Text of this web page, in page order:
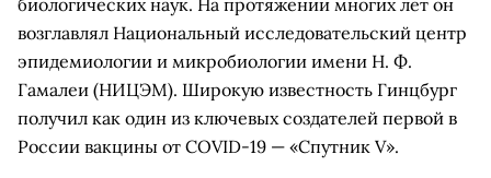
биологических наук. На протяжении многих лет он
возглавлял Национальный исследовательский центр
эпидемиологии и микробиологии имени Н. Ф.
Гамалеи (НИЦЭМ). Широкую известность Гинцбург
получил как один из ключевых создателей первой в
России вакцины от COVID-19 — «Спутник V».